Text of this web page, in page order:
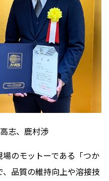
志、鹿村渉
のモットーである「つか
品質の維持向上や溶接技